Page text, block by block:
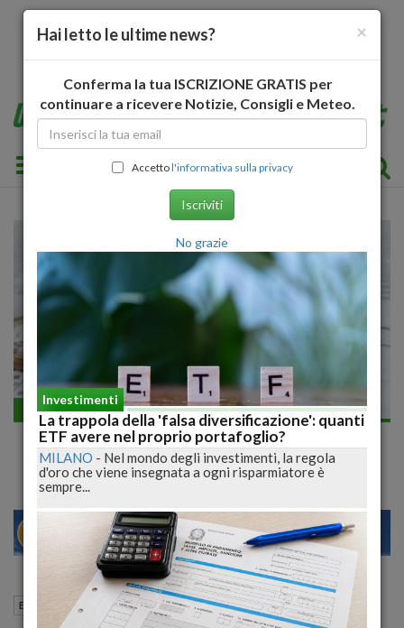
Toggle navigation
Economia generale
Ue taglia stime crescita, Italia maglia nera
MILANO 22 27
Economia generale Roma (RM) 07 Novembre 2019 11:56
×
Hai letto le ultime news?
Conferma la tua ISCRIZIONE GRATIS per
continuare a ricevere Notizie, Consigli e Meteo.
Accettol'informativa sulla privacy
Iscriviti
No grazie
Investimenti
La trappola della 'falsa diversificazione': quanti
ETF avere nel proprio portafoglio?
MILANO - Nel mondo degli investimenti, la regola
d'oro che viene insegnata a ogni risparmiatore è
sempre...